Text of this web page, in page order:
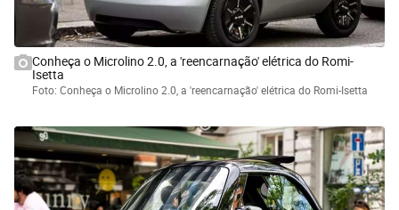
Conheça o Microlino 2.0, a 'reencarnação' elétrica do Romi-
Isetta
Foto: Conheça o Microlino 2.0, a 'reencarnação' elétrica do Romi-Isetta